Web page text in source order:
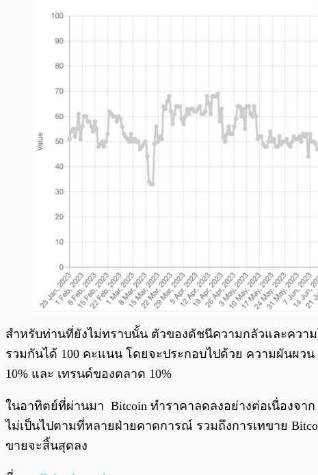
สำหรับท่านที่ยังไม่ทราบนั้น ตัวของดัชนีความกลัวและความ
รวมกันได้ 100 คะแนน โดยจะประกอบไปด้วย ความผันผวน
10% และ เทรนด์ของตลาด 10%
ในอาทิตย์ที่ผ่านมา Bitcoin ทำราคาลดลงอย่างต่อเนื่องจา
ไม่เป็นไปตามที่หลายฝ่ายคาดการณ์ รวมถึงการเทขาย
ขายจะสิ้นสุดลง